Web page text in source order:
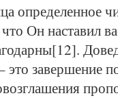
определенное
Он наставил
завершение